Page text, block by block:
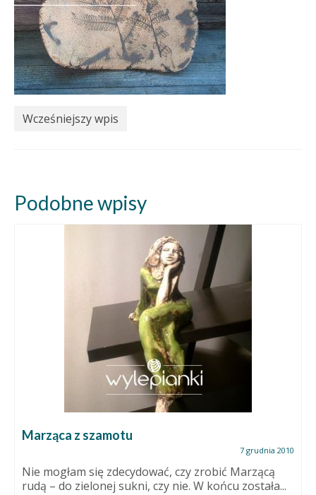
Wcześniejszy wpis
Podobne wpisy
Marząca z szamotu
7 grudnia 2010
Nie mogłam się zdecydować, czy zrobić Marzącą
rudą – do zielonej sukni, czy nie. W końcu została...